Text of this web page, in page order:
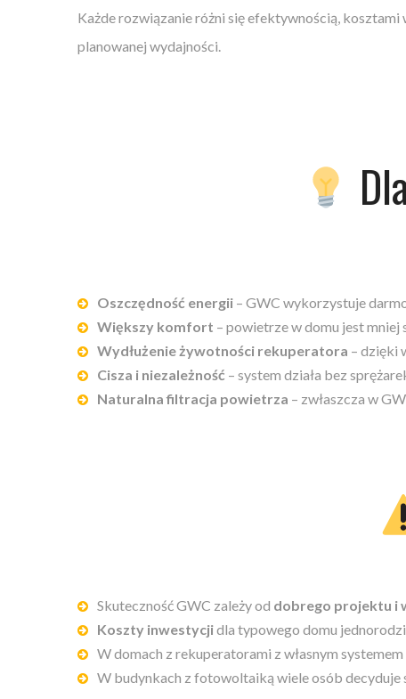
Każde rozwiązanie różni się efektywnością,
planowanej wydajności.
Oszczędność energii – GWC wykorzystuje
Większy komfort – powietrze w domu jest mniej
Wydłużenie żywotności rekuperatora – dzięki
Cisza i niezależność – system działa bez
Naturalna filtracja powietrza – zwłaszcza w
Skuteczność GWC zależy od dobrego projektu i
Koszty inwestycjidla typowego domu
W domach z rekuperatorami z własnym
W budynkach z fotowoltaiką wiele osób decyduje